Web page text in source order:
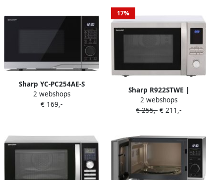
Sharp YC-PC254AE-S
combimagnetron met grill
en heteluchtoven 900W 25
2 webshops
€ 169,-
17%
Sharp R922STWE |
Microgolfovens |
Keuken&Koken
2 webshops
€ 255,- € 211,-